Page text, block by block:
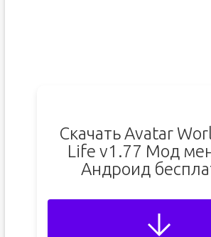
Скачать Avatar
Life v1.77 Мод
Андроид